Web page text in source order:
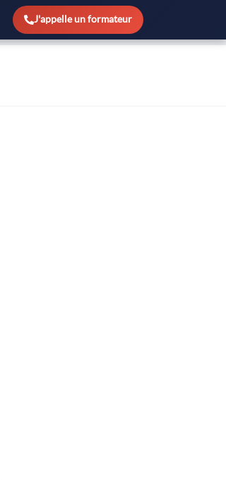
J'appelle un formateur